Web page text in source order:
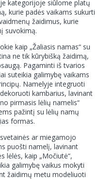
kategorijoje siūlome platų
kurie padės vaikams sukurti
žaidimus, kurie
suvokimą.
kaip „Žaliasis namas“ su
ne tik kūrybišką žaidimą,
Pagaminti iš tvarios
suteikia galimybę vaikams
Namelyje integruoti
kambarius, lavinant
pirmasis lėlių namelis“
pažintį su lėlių namų
formas.
ar miegamojo
puošti namelį, lavinant
lėlės, kaip „Močiutė“,
galimybę vaikus mokyti
žaidimų metu modeliuoti